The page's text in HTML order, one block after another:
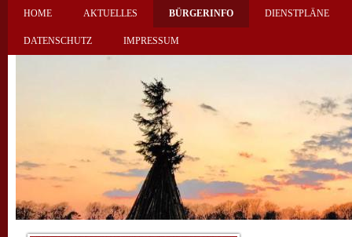
HOME AKTUELLES BÜRGERINFO DIENSTPLÄNE
DATENSCHUTZ IMPRESSUM